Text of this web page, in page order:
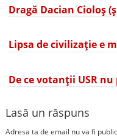
Dragă Dacian Cioloș
Lipsa de civilizație e
De ce votanții USR
Lasă un răspuns
Adresa ta de email nu va fi